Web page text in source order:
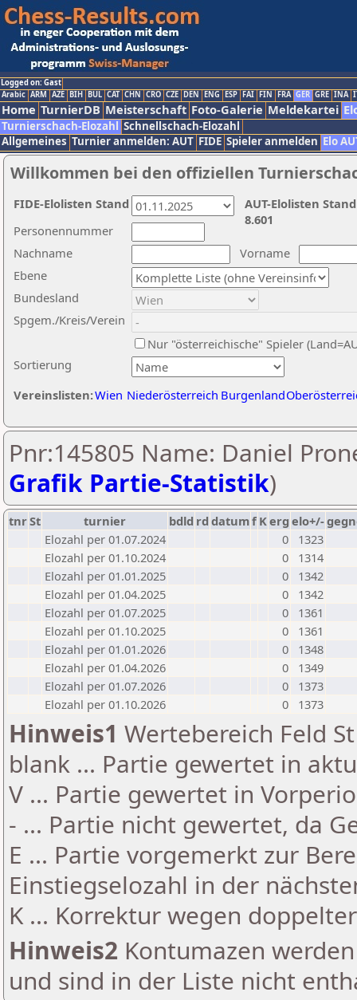
Logged on: Gast
Arabic ARM AZE BIH BUL CAT CHN CRO CZE DEN ENG ESP FAI FIN FRA GER GRE INA
Home TurnierDB Meisterschaft Foto-Galerie Meldekartei
Turnierschach-Elozahl Schnellschach-Elozahl
Allgemeines Turnier anmelden: AUT FIDE Spieler anmelden Elo
Willkommen bei den offiziellen
Nachname
Vorname
Ebene
Sortierung
Personennummer
Bundesland
Spgem./Kreis/Verein
Nur "österreichische" Spieler
Vereinslisten:Wien Niederösterreich Burgenland
AUT-Elolisten
8.601
FIDE-Elolisten Stand
Pnr:145805 Name: Daniel
Grafik Partie-Statistik)
tnrSt turnier bdld rd datumf Kerg elo+/-
Elozahl per 01.07.2024
0
1323
Elozahl per 01.10.2024
0
1314
Elozahl per 01.01.2025
0
1342
Elozahl per 01.04.2025
0
1342
Elozahl per 01.07.2025
0
1361
Elozahl per 01.10.2025
0
1361
Elozahl per 01.01.2026
0
1348
Elozahl per 01.04.2026
0
1349
Elozahl per 01.07.2026
0
1373
Elozahl per 01.10.2026
0 1373
Hinweis1 Wertebereich Feld
blank ... Partie gewertet in
V ... Partie gewertet in
- ... Partie nicht gewertet, da
E ... Partie vorgemerkt zur
Einstiegselozahl in der
K ... Korrektur wegen
Hinweis2 Kontumazen
und sind in der Liste nicht